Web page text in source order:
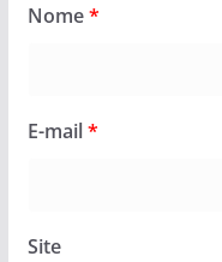
Nome*
E-mail*
Site